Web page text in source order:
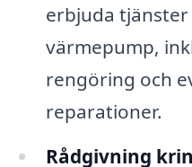
erbjuda
värmepump,
rengöring och
reparationer.
Rådgivning